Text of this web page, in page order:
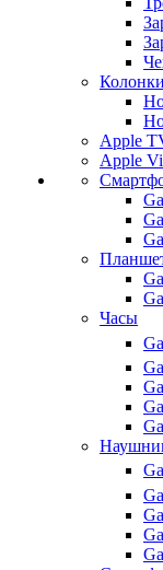
Колонки
Apple
Apple
Часы